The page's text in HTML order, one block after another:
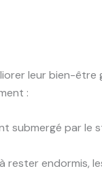
leur bien-
:
submergé par le
rester endormis,